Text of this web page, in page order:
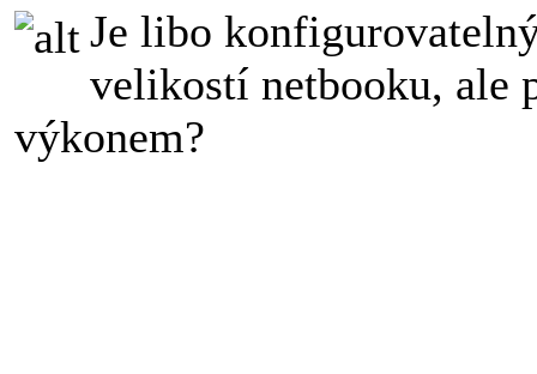
Je libo
velikostí netbooku, ale
výkonem?